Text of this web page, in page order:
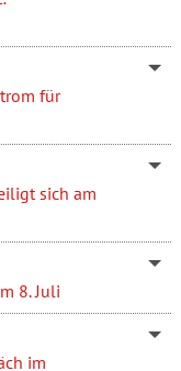
für
sich am
8. Juli
im